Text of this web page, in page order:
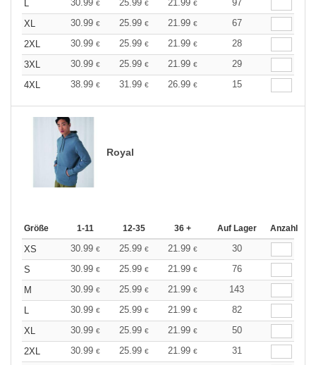
L
30.99 € 25.99 € 21.99 €
97
XL
30.99 € 25.99 € 21.99 €
67
2XL
30.99 € 25.99 € 21.99 €
28
3XL
30.99 € 25.99 € 21.99 €
29
4XL
38.99 € 31.99 € 26.99 € 15
Royal
Größe 1-11 12-35 36 + Auf Lager Anzahl
XS 30.99 € 25.99 € 21.99 €
30
S
30.99 € 25.99 € 21.99 €
76
M
30.99 € 25.99 € 21.99 €
143
L
30.99 € 25.99 € 21.99 €
82
XL
30.99 € 25.99 € 21.99 €
50
2XL
30.99 € 25.99 € 21.99 €
31